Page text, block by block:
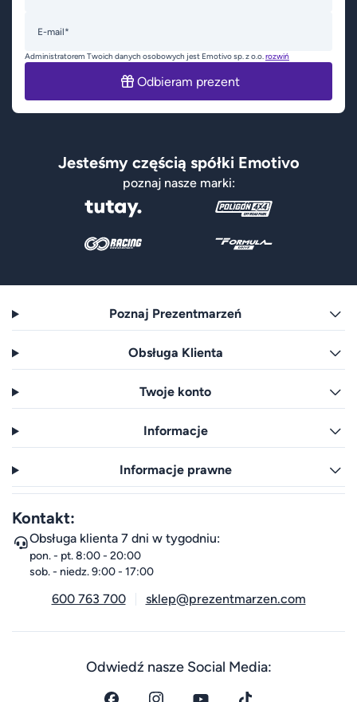
E-mail*
Administratorem Twoich danych osobowych jest Emotivo sp. z o.o.rozwiń
Odbieram prezent
Jesteśmy częścią spółki Emotivo
poznaj nasze marki:
Poznaj Prezentmarzeń
Obsługa Klienta
Twoje konto
Informacje
Informacje prawne
Kontakt:
Obsługa klienta 7 dni w tygodniu:
pon. - pt. 8:00 - 20:00
sob. - niedz. 9:00 - 17:00
600 763 700 sklep@prezentmarzen.com
Odwiedź nasze Social Media: